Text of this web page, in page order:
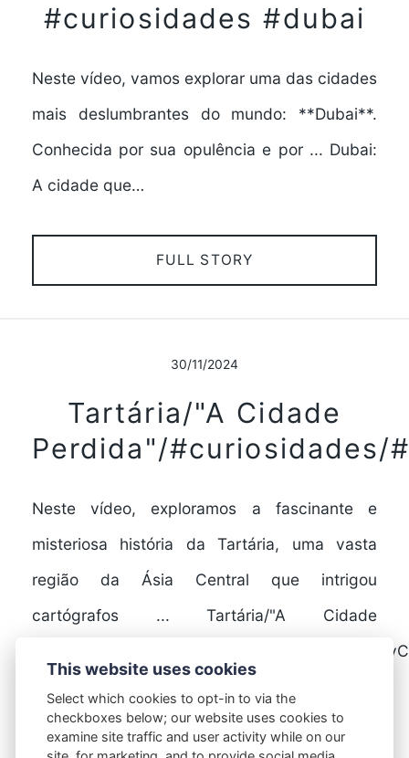
#curiosidades #dubai
Neste vídeo, vamos explorar uma das cidades
mais deslumbrantes do mundo: **Dubai**.
Conhecida por sua opulência e por ... Dubai:
A cidade que…
FULL STORY
30/11/2024
Tartária/"A Cidade
Perdida"/#curiosidades/
Neste vídeo, exploramos a fascinante e
misteriosa história da Tartária, uma vasta
região da Ásia Central que intrigou
cartógrafos ... Tartária/"A Cidade
Perdida"/#curiosidades/#tartaria/#historia/
FULL STORY
This website uses cookies
Select which cookies to opt-in to via the
checkboxes below; our website uses cookies to
examine site traffic and user activity while on our